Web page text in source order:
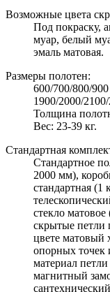
Возможные цвета
Под покраску,
муар, белый
эмаль матовая.
Размеры полотен:
600/700/800/
1900/2000/
Толщина
Вес: 23-39 кг.
Стандартная
Стандартное
2000 мм),
стандартная (1
стекло
скрытые петли
цвете матовый
опорных точек
материал
магнитный